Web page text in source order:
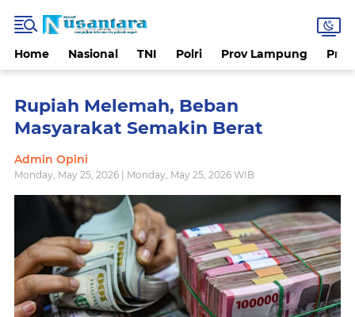
Home Nasional TNI Polri Prov Lampung
Rupiah Melemah, Beban
Masyarakat Semakin Berat
Admin Opini
Monday, May 25, 2026 | Monday, May 25, 2026 WIB